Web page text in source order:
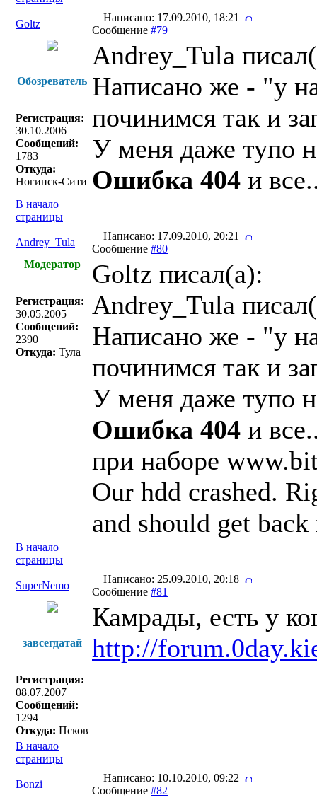
Goltz
Написано: 17.09.2010, 18:21
Сообщение #79
Обозреватель
Регистрация:
30.10.2006
Сообщений:
1783
Откуда:
Ногинск-Сити
Andrey_Tula
Написано же - "у
починимся так и
У меня даже тупо
Ошибка 404 и
В начало
страницы
Andrey_Tula
Написано: 17.09.2010, 20:21
Сообщение #80
Модератор
Регистрация:
30.05.2005
Сообщений:
2390
Откуда: Тула
Goltz писал(a):
Andrey_Tula
Написано же - "у
починимся так и
У меня даже тупо
Ошибка 404 и
при наборе
Our hdd crashed.
and should get
В начало
страницы
SuperNemo
Написано: 25.09.2010, 20:18
Сообщение #81
завсегдатай
Регистрация:
08.07.2007
Сообщений:
1294
Откуда: Псков
Камрады, есть у
http://
В начало
страницы
Bonzi
Написано: 10.10.2010, 09:22
Сообщение #82